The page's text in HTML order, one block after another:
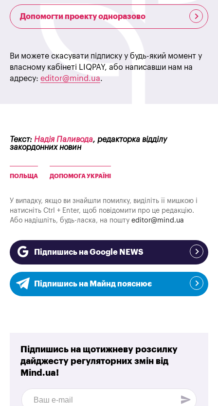
Допомогти проекту одноразово
Ви можете скасувати підписку у будь-який момент у
власному кабінеті LIQPAY, або написавши нам на
адресу: editor@mind.ua.
Текст: Надія Паливода, редакторка відділу
закордонних новин
ПОЛЬЩА ДОПОМОГА УКРАЇНІ
У випадку, якщо ви знайшли помилку, виділіть її мишкою і
натисніть Ctrl + Enter, щоб повідомити про це редакцію.
Або надішліть, будь-ласка, на пошту editor@mind.ua
Підпишись на Google NEWS
Підпишись на Майнд пояснює
Підпишись на щотижневу розсилку
дайджесту регуляторних змін від
Mind.ua!